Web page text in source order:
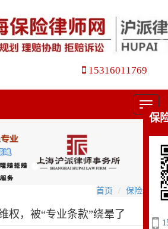
15316011769
菜
单
首页 保险纠纷
权，被“专业条款”绕晕了
保